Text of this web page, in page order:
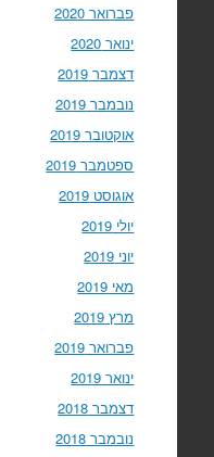
פברואר 2020
ינואר 2020
דצמבר 2019
נובמבר 2019
אוקטובר 2019
ספטמבר 2019
אוגוסט 2019
יולי 2019
יוני 2019
מאי 2019
מרץ 2019
פברואר 2019
ינואר 2019
דצמבר 2018
נובמבר 2018